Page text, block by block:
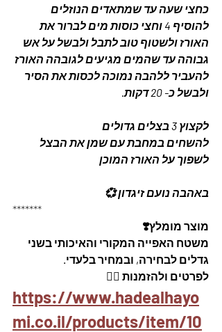
כחצי שעה עד שמתאדים הנוזלים
להוסיף 4 וחצי כוסות מים לברור את
האורז ולשטוף טוב לתבל ולבשל על אש
גבוהה עד שהמים מגיעים לגובהה האורז
להעביר ללהבה נמוכה לכסות את הסיר
ולבשל כ- 20 דקות.
לקצוץ 3 בצלים גדולים
להשחים במחבת עם שמן את הבצל
לשפוך על האורז המוכן
באהבה נועם זיגדון 💞
*******
מוצר מומלץ❣️
משטח האפייה המקורי והאיכותי בשני
גדלים לבחירה, ובמחיר בלעדי.
לפרטים ולהזמנות 👇🏼
https://www.hadealhayo
mi.co.il/products/item/10